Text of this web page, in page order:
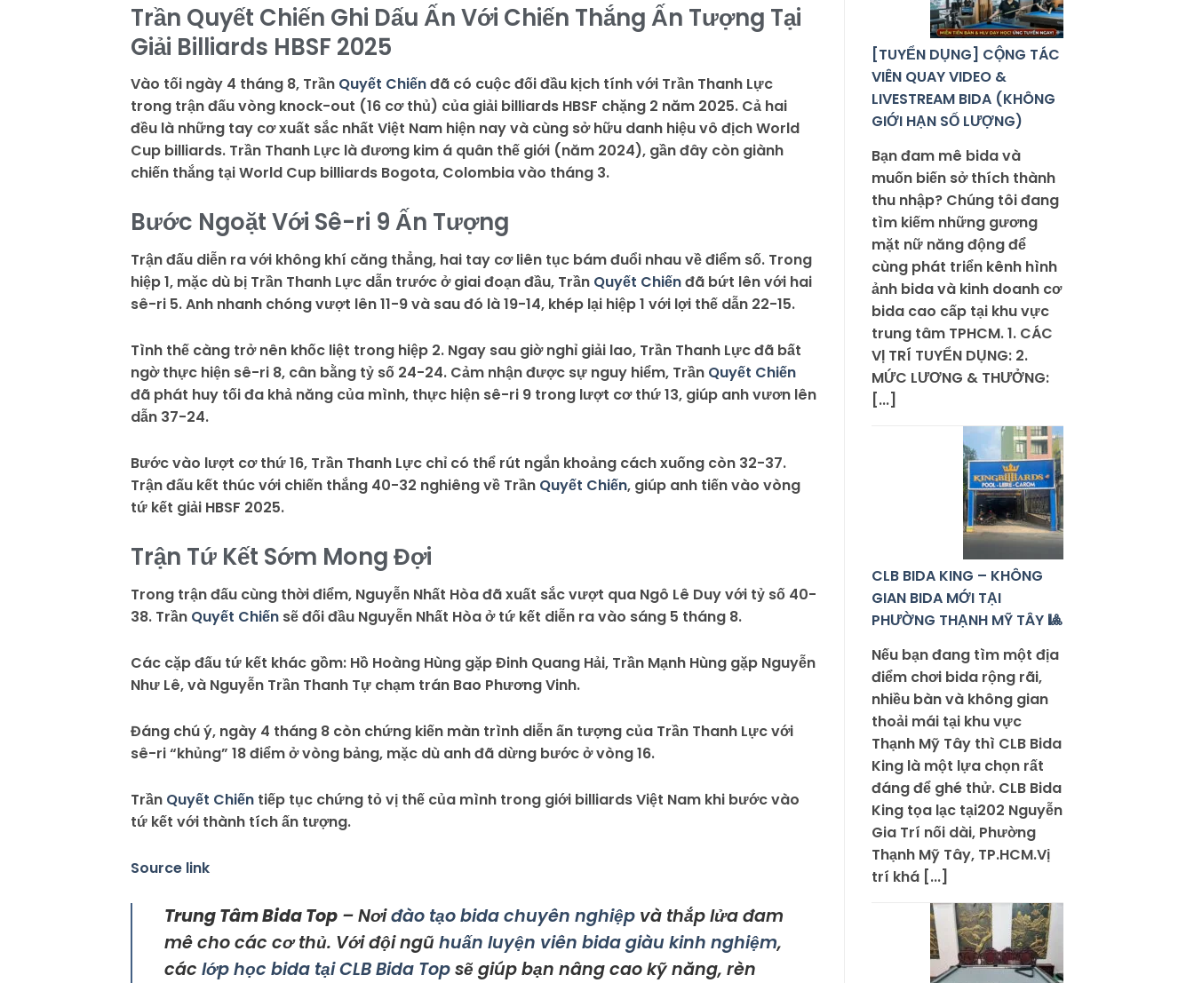
Trần Quyết Chiến Ghi Dấu Ấn Với Chiến Thắng Ấn Tượng Tại
Giải Billiards HBSF 2025
Vào tối ngày 4 tháng 8, Trần Quyết Chiếnđã có cuộc đối đầu kịch tính với Trần Thanh Lực
trong trận đấu vòng knock-out (16 cơ thủ) của giải billiards HBSF chặng 2 năm 2025. Cả hai
đều là những tay cơ xuất sắc nhất Việt Nam hiện nay và cùng sở hữu danh hiệu vô địch World
Cup billiards. Trần Thanh Lực là đương kim á quân thế giới (năm 2024), gần đây còn giành
chiến thắng tại World Cup billiards Bogota, Colombia vào tháng 3.
Bước Ngoặt Với Sê-ri 9 Ấn Tượng
Trận đấu diễn ra với không khí căng thẳng, hai tay cơ liên tục bám đuổi nhau về điểm số. Trong
hiệp 1, mặc dù bị Trần Thanh Lực dẫn trước ở giai đoạn đầu, Trần Quyết Chiếnđã bứt lên với hai
sê-ri 5. Anh nhanh chóng vượt lên 11-9 và sau đó là 19-14, khép lại hiệp 1 với lợi thế dẫn 22-15.
Tình thế càng trở nên khốc liệt trong hiệp 2. Ngay sau giờ nghỉ giải lao, Trần Thanh Lực đã bất
ngờ thực hiện sê-ri 8, cân bằng tỷ số 24-24. Cảm nhận được sự nguy hiểm, Trần Quyết Chiến
đã phát huy tối đa khả năng của mình, thực hiện sê-ri 9 trong lượt cơ thứ 13, giúp anh vươn lên
dẫn 37-24.
Bước vào lượt cơ thứ 16, Trần Thanh Lực chỉ có thể rút ngắn khoảng cách xuống còn 32-37.
Trận đấu kết thúc với chiến thắng 40-32 nghiêng về Trần Quyết Chiến, giúp anh tiến vào vòng
tứ kết giải HBSF 2025.
Trận Tứ Kết Sớm Mong Đợi
Trong trận đấu cùng thời điểm, Nguyễn Nhất Hòa đã xuất sắc vượt qua Ngô Lê Duy với tỷ số 40-
38. Trần Quyết Chiến sẽ đối đầu Nguyễn Nhất Hòa ở tứ kết diễn ra vào sáng 5 tháng 8.
Các cặp đấu tứ kết khác gồm: Hồ Hoàng Hùng gặp Đinh Quang Hải, Trần Mạnh Hùng gặp Nguyễn
Như Lê, và Nguyễn Trần Thanh Tự chạm trán Bao Phương Vinh.
Đáng chú ý, ngày 4 tháng 8 còn chứng kiến màn trình diễn ấn tượng của Trần Thanh Lực với
sê-ri “khủng” 18 điểm ở vòng bảng, mặc dù anh đã dừng bước ở vòng 16.
Trần Quyết Chiến tiếp tục chứng tỏ vị thế của mình trong giới billiards Việt Nam khi bước vào
tứ kết với thành tích ấn tượng.
Source link
Trung Tâm Bida Top – Nơiđào tạo bida chuyên nghiệp và thắp lửa đam
mê cho các cơ thủ. Với đội ngũ huấn luyện viên bida giàu kinh nghiệm,
các lớp học bida tại CLB Bida Topsẽ giúp bạn nâng cao kỹ năng, rèn
[TUYỂN DỤNG] CỘNG TÁC
VIÊN QUAY VIDEO &
LIVESTREAM BIDA (KHÔNG
GIỚI HẠN SỐ LƯỢNG)
Bạn đam mê bida và
muốn biến sở thích thành
thu nhập? Chúng tôi đang
tìm kiếm những gương
mặt nữ năng động để
cùng phát triển kênh hình
ảnh bida và kinh doanh cơ
bida cao cấp tại khu vực
trung tâm TPHCM. 1. CÁC
VỊ TRÍ TUYỂN DỤNG: 2.
MỨC LƯƠNG & THƯỞNG:
[...]
CLB BIDA KING – KHÔNG
GIAN BIDA MỚI TẠI
PHƯỜNG THẠNH MỸ TÂY 🎱
Nếu bạn đang tìm một địa
điểm chơi bida rộng rãi,
nhiều bàn và không gian
thoải mái tại khu vực
Thạnh Mỹ Tây thì CLB Bida
King là một lựa chọn rất
đáng để ghé thử. CLB Bida
King tọa lạc tại202 Nguyễn
Gia Trí nối dài, Phường
Thạnh Mỹ Tây, TP.HCM.Vị
trí khá [...]